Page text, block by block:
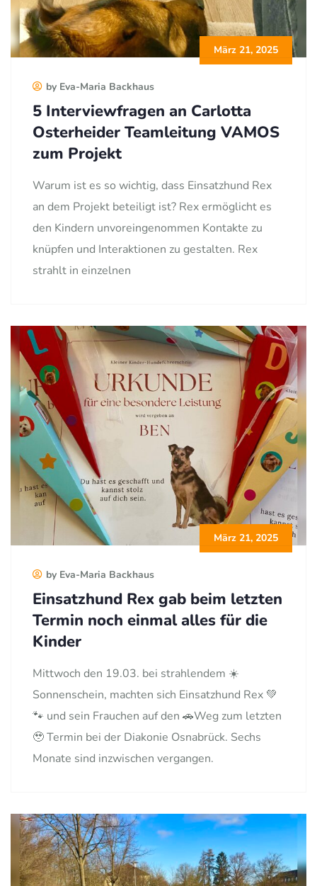
März 21, 2025
by Eva-Maria Backhaus
5 Interviewfragen an Carlotta
Osterheider Teamleitung VAMOS
zum Projekt
Warum ist es so wichtig, dass Einsatzhund Rex
an dem Projekt beteiligt ist? Rex ermöglicht es
den Kindern unvoreingenommen Kontakte zu
knüpfen und Interaktionen zu gestalten. Rex
strahlt in einzelnen
März 21, 2025
by Eva-Maria Backhaus
Einsatzhund Rex gab beim letzten
Termin noch einmal alles für die
Kinder
Mittwoch den 19.03. bei strahlendem ☀️
Sonnenschein, machten sich Einsatzhund Rex 💚
🐾 und sein Frauchen auf den 🚗Weg zum letzten
🥹 Termin bei der Diakonie Osnabrück. Sechs
Monate sind inzwischen vergangen.